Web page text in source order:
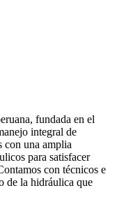
fundada en el
integral de
con una amplia
para satisfacer
con técnicos e
de la hidráulica que